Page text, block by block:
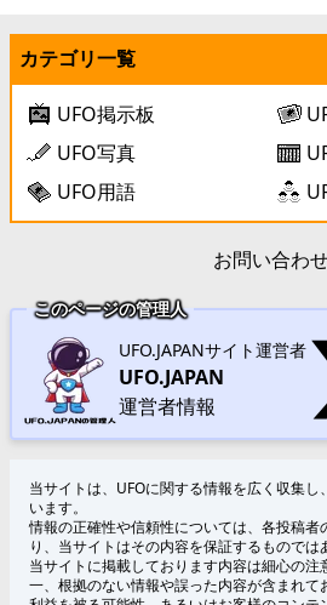
カテゴリ一覧
UFO掲示板
UFO写真
UFO用語
お問い合わ
このページの管理人
UFO.JAPANサイト運営者
UFO.JAPAN
運営者情報
当サイトは、UFOに関する情報を広く収集し
います。
情報の正確性や信頼性については、各投稿者
り、当サイトはその内容を保証するものでは
当サイトに掲載しております内容は細心の
一、根拠のない情報や誤った内容が含まれて